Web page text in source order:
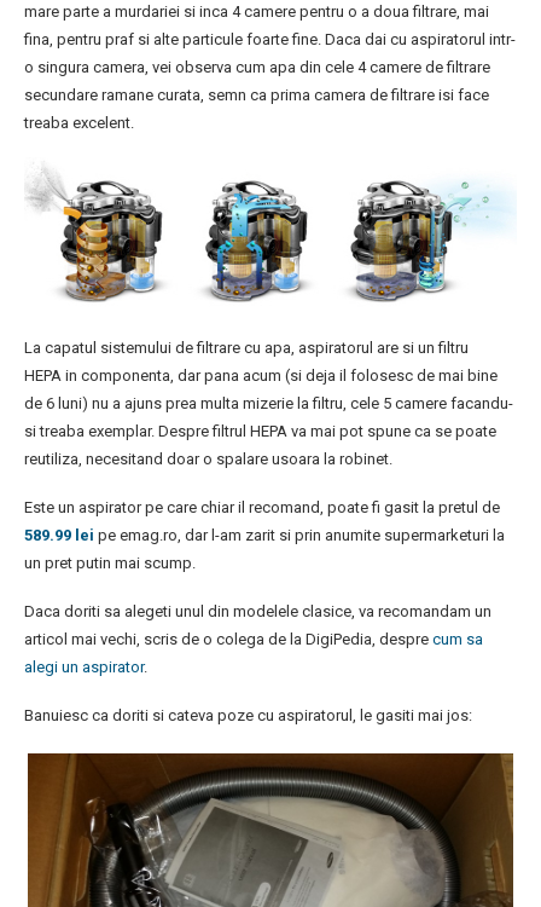
mare parte a murdariei si inca 4 camere pentru o a doua filtrare, mai
fina, pentru praf si alte particule foarte fine. Daca dai cu aspiratorul intr-
o singura camera, vei observa cum apa din cele 4 camere de filtrare
secundare ramane curata, semn ca prima camera de filtrare isi face
treaba excelent.
La capatul sistemului de filtrare cu apa, aspiratorul are si un filtru
HEPA in componenta, dar pana acum (si deja il folosesc de mai bine
de 6 luni) nu a ajuns prea multa mizerie la filtru, cele 5 camere facandu-
si treaba exemplar. Despre filtrul HEPA va mai pot spune ca se poate
reutiliza, necesitand doar o spalare usoara la robinet.
Este un aspirator pe care chiar il recomand, poate fi gasit la pretul de
589.99 lei pe emag.ro, dar l-am zarit si prin anumite supermarketuri la
un pret putin mai scump.
Daca doriti sa alegeti unul din modelele clasice, va recomandam un
articol mai vechi, scris de o colega de la DigiPedia, despre cum sa
alegi un aspirator.
Banuiesc ca doriti si cateva poze cu aspiratorul, le gasiti mai jos: